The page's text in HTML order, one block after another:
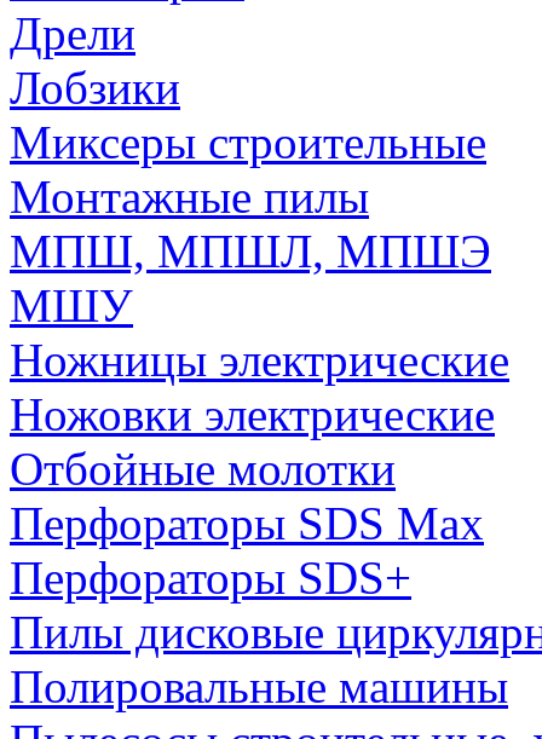
Дрели
Лобзики
Миксеры строительные
Монтажные пилы
МПШ, МПШЛ, МПШЭ
МШУ
Ножницы электрические
Ножовки электрические
Отбойные молотки
Перфораторы SDS Max
Перфораторы SDS+
Пилы дисковые
Полировальные машины